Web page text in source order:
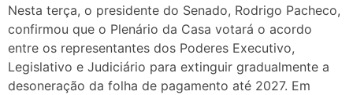
Nesta terça, o presidente do Senado, Rodrigo Pacheco,
confirmou que o Plenário da Casa votará o acordo
entre os representantes dos Poderes Executivo,
Legislativo e Judiciário para extinguir gradualmente a
desoneração da folha de pagamento até 2027. Em